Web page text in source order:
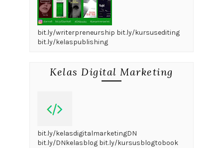
bit.ly/writerpreneurship bit.ly/kursusediting
bit.ly/kelaspublishing
Kelas Digital Marketing
bit.ly/kelasdigitalmarketingDN
bit.ly/DNkelasblog bit.ly/kursusblogtobook